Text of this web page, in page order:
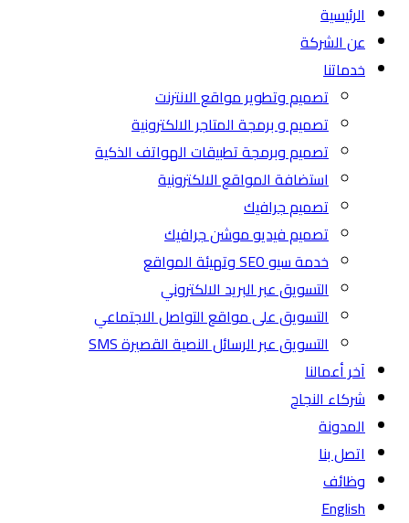
الرئيسية
عن الشركة
خدماتنا
تصميم وتطوير مواقع الانترنت
تصميم و برمجة المتاجر الالكترونية
تصميم وبرمجة تطبيقات الهواتف الذكية
استضافة المواقع الالكترونية
تصميم جرافيك
تصميم فيديو موشن جرافيك
خدمة سيو SEO وتهيئة المواقع
التسويق عبر البريد الالكتروني
التسويق على مواقع التواصل الاجتماعي
التسويق عبر الرسائل النصية القصيرة SMS
آخر أعمالنا
شركاء النجاح
المدونة
اتصل بنا
وظائف
English